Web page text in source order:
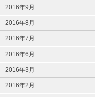
2016年9月
2016年8月
2016年7月
2016年6月
2016年3月
2016年2月